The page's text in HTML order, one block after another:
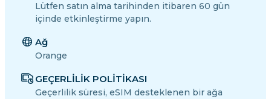
Lütfen satın alma tarihinden itibaren 60 gün
içinde etkinleştirme yapın.
Ağ
Orange
GEÇERLİLİK POLİTİKASI
Geçerlilik süresi, eSIM desteklenen bir ağa